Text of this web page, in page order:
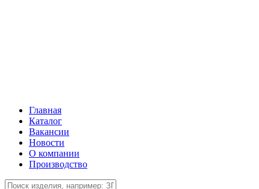
Главная
Каталог
Вакансии
Новости
О компании
Производство